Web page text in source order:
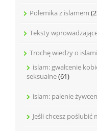
Polemika z islamem
Teksty
Trochę wiedzy o
islam: gwałcenie
seksualne(61)
islam: palenie
Jeśli chcesz poślubić